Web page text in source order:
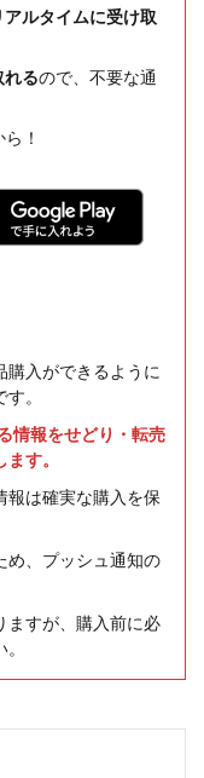
ルタイムに受け取
れるので、不要な通
！
購入ができるように
。
情報をせどり・転売
す。
報は確実な購入を保
め、プッシュ通知の
ますが、購入前に必